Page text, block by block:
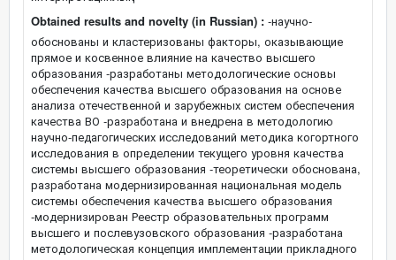
Obtained results and novelty (in Russian) : -научно-
обоснованы и кластеризованы факторы, оказывающие
прямое и косвенное влияние на качество высшего
образования -разработаны методологические основы
обеспечения качества высшего образования на основе
анализа отечественной и зарубежных систем обеспечения
качества ВО -разработана и внедрена в методологию
научно-педагогических исследований методика когортного
исследования в определении текущего уровня качества
системы высшего образования -теоретически обоснована,
разработана модернизированная национальная модель
системы обеспечения качества высшего образования
-модернизирован Реестр образовательных программ
высшего и послевузовского образования -разработана
методологическая концепция имплементации прикладного